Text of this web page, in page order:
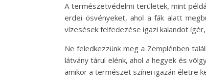
A természetvédelmi területek, mint
erdei ösvényeket, ahol a fák alatt
vízesések felfedezése igazi kalandot
Ne feledkezzünk meg a Zemplénben
látvány tárul elénk, ahol a hegyek és
amikor a természet színei igazán életre